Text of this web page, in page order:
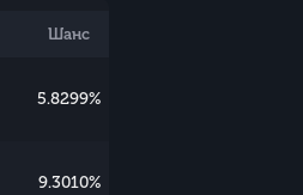
Шанс
5.8299%
9.3010%